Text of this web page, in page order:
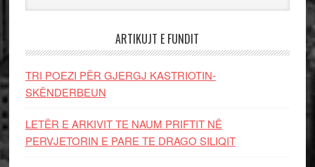
ARTIKUJT E FUNDIT
TRI POEZI PËR GJERGJ KASTRIOTIN-
SKËNDERBEUN
LETËR E ARKIVIT TE NAUM PRIFTIT NË
PERVJETORIN E PARE TE DRAGO SILIQIT